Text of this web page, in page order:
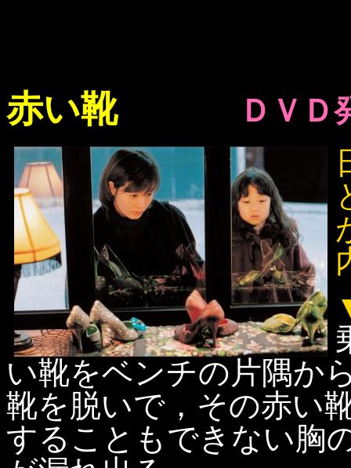
赤い靴
ＤＶＤ
い靴をベンチの片隅か
靴を脱いで，その赤い
することもできない胸